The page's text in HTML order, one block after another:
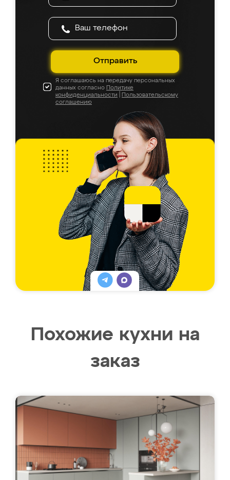
Отправить
Я соглашаюсь на передачу персональных
данных согласно Политике
конфиденциальности
Пользовательскому
соглашению
Похожие кухни на
заказ